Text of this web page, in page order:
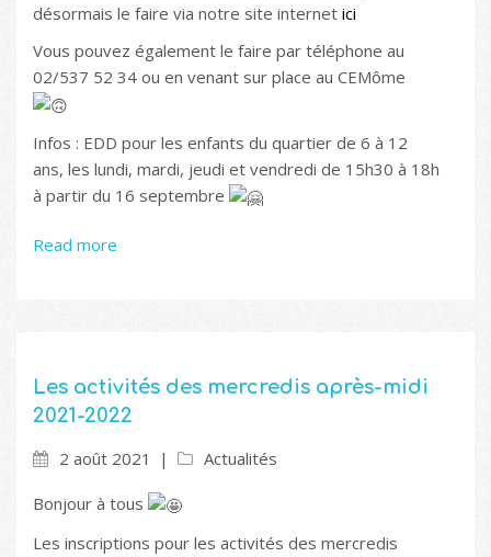
désormais le faire via notre site internet ici
Vous pouvez également le faire par téléphone au
02/537 52 34 ou en venant sur place au CEMôme
Infos : EDD pour les enfants du quartier de 6 à 12
ans, les lundi, mardi, jeudi et vendredi de 15h30 à 18h
à partir du 16 septembre
Read more
Les activités des mercredis après-midi
2021-2022
2 août 2021
Actualités
Bonjour à tous
Les inscriptions pour les activités des mercredis